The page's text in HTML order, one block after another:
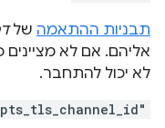
תבניות ההתאמה של
לא יכול להתחבר.